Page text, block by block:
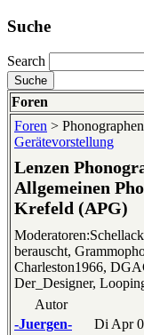
Suche
Search
Foren
Foren >
Gerätevorstellung
Lenzen
Allgemeinen
Krefeld (APG)
berauscht,
Charleston1966,
Der_Designer,
Autor
-Juergen-
Di Apr